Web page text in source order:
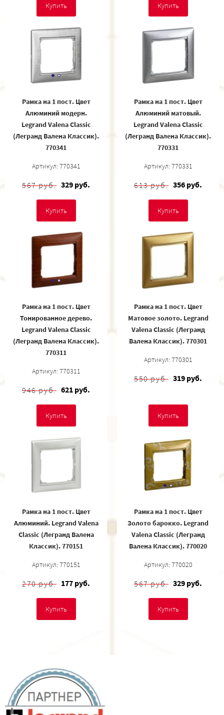
Купить Купить
Рамка на 1 пост. Цвет
Алюминий модерн.
Legrand Valena Classic
(Легранд Валена Классик).
770341
Артикул: 770341
567 руб. 329 руб.
Купить
Рамка на 1 пост. Цвет
Алюминий матовый.
Legrand Valena Classic
(Легранд Валена Классик).
770331
Артикул: 770331
613 руб. 356 руб.
Купить
Рамка на 1 пост. Цвет
Тонированное дерево.
Legrand Valena Classic
(Легранд Валена Классик).
770311
Артикул: 770311
946 руб. 621 руб.
Купить
Рамка на 1 пост. Цвет
Матовое золото. Legrand
Valena Classic (Легранд
Валена Классик). 770301
Артикул: 770301
550 руб. 319 руб.
Купить
Рамка на 1 пост. Цвет
Алюминий. Legrand Valena
Classic (Легранд Валена
Классик). 770151
Артикул: 770151
270 руб. 177 руб.
Купить
Рамка на 1 пост. Цвет
Золото барокко. Legrand
Valena Classic (Легранд
Валена Классик). 770020
Артикул: 770020
567 руб. 329 руб.
Купить